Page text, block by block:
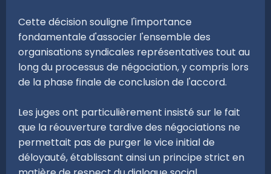
Cette décision souligne l'importance
fondamentale d'associer l'ensemble des
organisations syndicales représentatives tout au
long du processus de négociation, y compris lors
de la phase finale de conclusion de l'accord.
Les juges ont particulièrement insisté sur le fait
que la réouverture tardive des négociations ne
permettait pas de purger le vice initial de
déloyauté, établissant ainsi un principe strict en